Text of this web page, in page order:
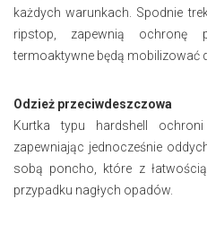
każdych warunkach. Spodnie
ripstop, zapewnią ochronę
termoaktywne będą mobilizować
Odzież przeciwdeszczowa
Kurtka typu hardshell
zapewniając jednocześnie
sobą poncho, które z
przypadku nagłych opadów.